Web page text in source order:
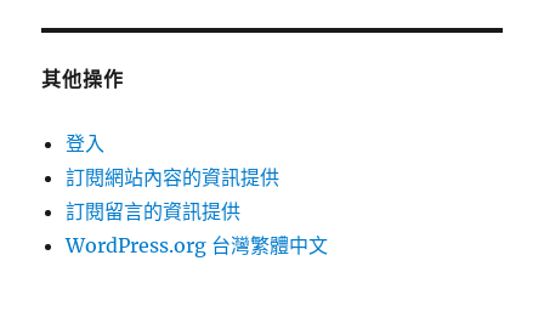
其他操作
登入
訂閱網站內容的資訊提供
訂閱留言的資訊提供
WordPress.org 台灣繁體中文